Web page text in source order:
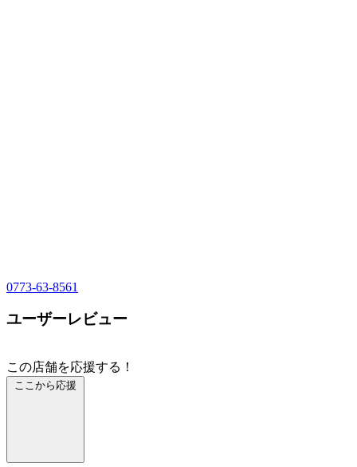
0773-63-8561
ユーザーレビュー
この店舗を応援する！
ここから応援